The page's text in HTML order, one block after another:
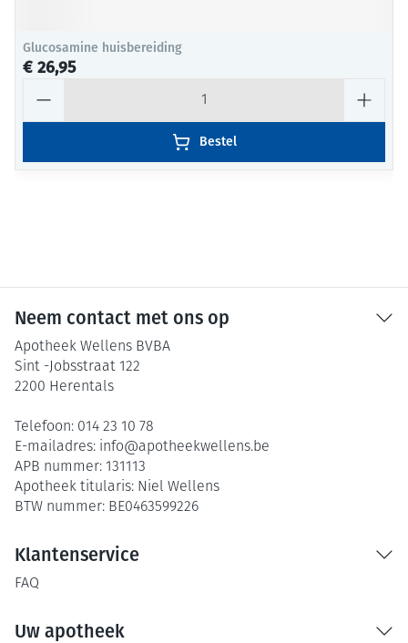
Glucosamine huisbereiding
€ 26,95
Bestel
Neem contact met ons op
Apotheek Wellens BVBA
Sint -Jobsstraat 122
2200 Herentals
Telefoon: 014 23 10 78
E-mailadres: info@apotheekwellens.be
APB nummer: 131113
Apotheek titularis: Niel Wellens
BTW nummer: BE0463599226
Klantenservice
FAQ
Uw apotheek